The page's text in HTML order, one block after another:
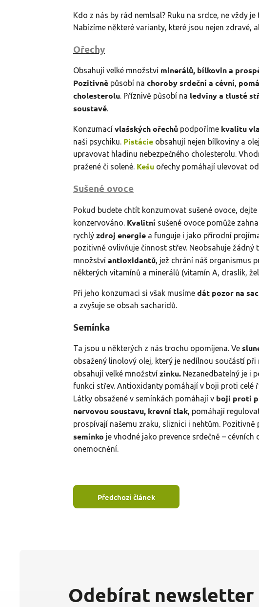
Kdo z nás by rád nemlsal? Ruku na srdce, ne vždy
Nabízíme některé varianty, které jsou nejen zdravé,
Ořechy
Obsahují velké množství minerálů, bílkovin a
Pozitivně působí na choroby srdeční a cévní,
cholesterolu. Příznivě působí na ledviny a tlusté
soustavě.
Konzumací vlašských ořechů podpoříme kvalitu
naši psychiku. Pistácie obsahují nejen bílkoviny a
upravovat hladinu nebezpečného cholesterolu.
pražené či solené. Kešu ořechy pomáhají ulevovat
Sušené ovoce
Pokud budete chtít konzumovat sušené ovoce,
konzervováno. Kvalitní sušené ovoce pomůže
rychlý zdroj energie a funguje i jako přírodní
pozitivně ovlivňuje činnost střev. Neobsahuje žádný
množství antioxidantů, jež chrání náš organismus
některých vitamínů a minerálů (vitamín A, draslík,
Při jeho konzumaci si však musíme dát pozor na
a zvyšuje se obsah sacharidů.
Semínka
Ta jsou u některých z nás trochu opomíjena. Ve
obsažený linolový olej, který je nedílnou součástí při
obsahují velké množství zinku. Nezanedbatelný je i
funkci střev. Antioxidanty pomáhají v boji proti celé
Látky obsažené v semínkách pomáhají v boji proti
nervovou soustavu, krevní tlak, pomáhají
prospívají našemu zraku, sliznici i nehtům.
semínko je vhodné jako prevence srdečně –
onemocnění.
Předchozí článek
Odebírat newsletter